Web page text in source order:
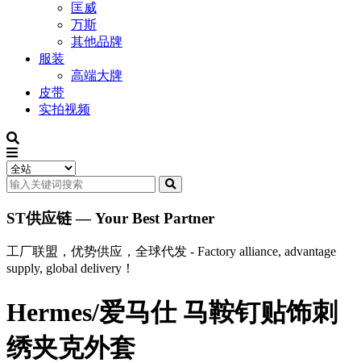
匡威
万斯
其他品牌
服装
高端大牌
皮带
实拍视频
ST供应链 — Your Best Partner
工厂联盟，优势供应，全球代发 - Factory alliance, advantage
supply, global delivery！
Hermes/爱马仕 马鞍钉贴饰刺
绣夹克外套